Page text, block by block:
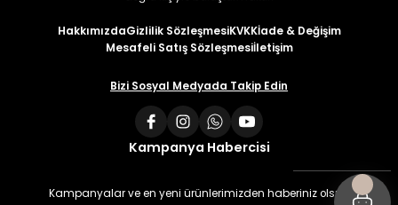
HakkımızdaGizlilik SözleşmesiKVKKİade & Değişim
Mesafeli Satış Sözleşmesiİletişim
Bizi Sosyal Medyada Takip Edin
Kampanya Habercisi
Kampanyalar ve en yeni ürünlerimizden haberiniz olsun